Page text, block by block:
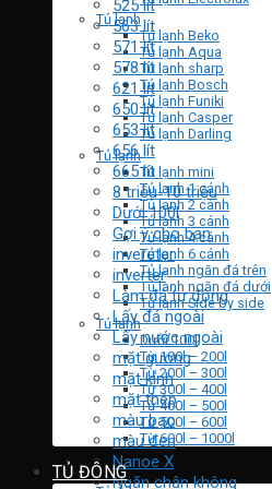
Tủ lạnh
Tủ lạnh Beko
Tủ lạnh Aqua
Tủ lạnh sharp
Tủ lạnh Bosch
Tủ lạnh Funiki
Tủ lạnh Casper
Tủ lạnh Darling
Tủ lạnh
Tủ lạnh mini
Tủ lạnh 1 cánh
Tủ lạnh 2 cánh
Tủ lạnh 3 cánh
Tủ lạnh 4 cánh
Tủ lạnh 6 cánh
Tủ lạnh ngăn đá trên
Tủ lạnh ngăn đá dưới
Tủ lạnh Side by side
Tủ lạnh
Dưới 100l
Từ 100l – 200l
Từ 200l – 300l
Từ 300l – 400l
Từ 400l – 500l
Từ 500l – 600l
Từ 600l – 1000l
TỦ ĐÔNG
525 lít
563 lít
571 lít
578 lít
621 lít
650 lít
653 lít
656 lít
665 lít
8 triệu-10 triệu
Dưới 100l
Gợi ý cho bạn
invereter
inverter
Làm đá tự động
Lấy đá ngoài
Lấy nước ngoài
mặt gương
mặt kính
mặt thép
màu bạc
màu đen
Nanoe X
Ngăn chân không